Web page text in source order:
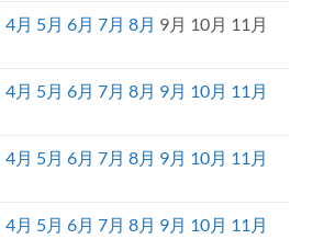
4月 5月 6月 7月 8月 9月 10月 11月
4月 5月 6月 7月 8月 9月 10月 11月
4月 5月 6月 7月 8月 9月 10月 11月
4月 5月 6月 7月 8月 9月 10月 11月